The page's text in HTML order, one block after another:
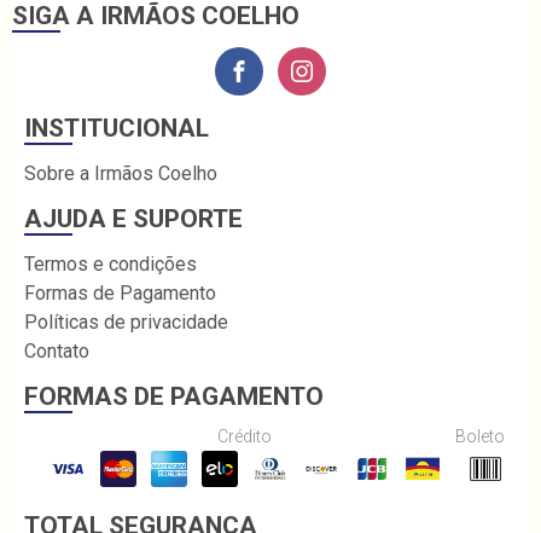
SIGA A IRMÃOS COELHO
INSTITUCIONAL
Sobre a Irmãos Coelho
AJUDA E SUPORTE
Termos e condições
Formas de Pagamento
Políticas de privacidade
Contato
FORMAS DE PAGAMENTO
Crédito Boleto
TOTAL SEGURANÇA